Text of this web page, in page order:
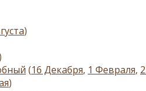
)
(16 Декабря, 1 Февраля,
)